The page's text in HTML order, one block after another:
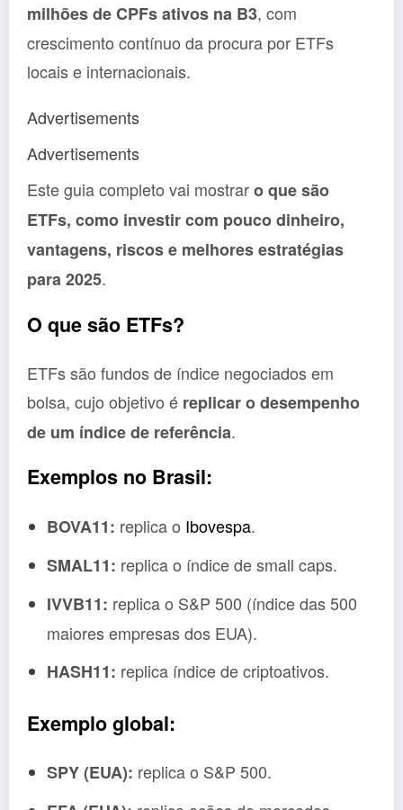
milhões de CPFs ativos na B3, com
crescimento contínuo da procura por ETFs
locais e internacionais.
Advertisements
Advertisements
Este guia completo vai mostraro que são
ETFs, como investir com pouco dinheiro,
vantagens, riscos e melhores estratégias
para 2025.
O que são ETFs?
ETFs são fundos de índice negociados em
bolsa, cujo objetivo é replicar o desempenho
de um índice de referência.
Exemplos no Brasil:
BOVA11: replica o Ibovespa.
SMAL11: replica o índice de small caps.
IVVB11: replica o S&P 500 (índice das 500
maiores empresas dos EUA).
HASH11: replica índice de criptoativos.
Exemplo global:
SPY (EUA): replica o S&P 500.